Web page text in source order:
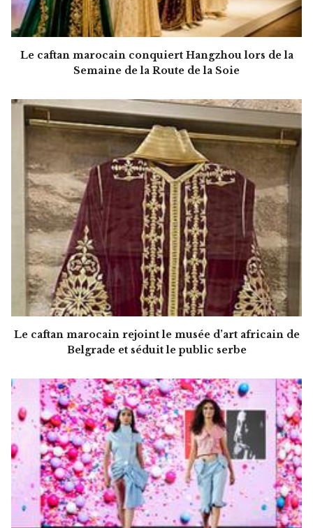
Le caftan marocain conquiert Hangzhou lors de la
Semaine de la Route de la Soie
Le caftan marocain rejoint le musée d’art africain de
Belgrade et séduit le public serbe